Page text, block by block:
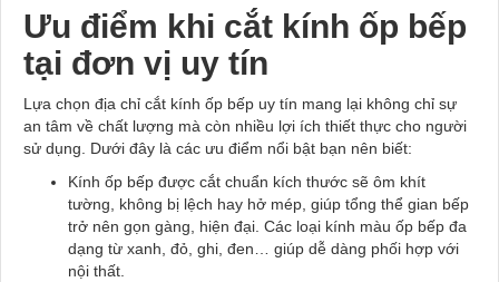
Ưu điểm khi cắt kính ốp bếp
tại đơn vị uy tín
Lựa chọn địa chỉ cắt kính ốp bếp uy tín mang lại không chỉ sự
an tâm về chất lượng mà còn nhiều lợi ích thiết thực cho người
sử dụng. Dưới đây là các ưu điểm nổi bật bạn nên biết:
Kính ốp bếp được cắt chuẩn kích thước sẽ ôm khít
tường, không bị lệch hay hở mép, giúp tổng thể gian bếp
trở nên gọn gàng, hiện đại. Các loại kính màu ốp bếp đa
dạng từ xanh, đỏ, ghi, đen… giúp dễ dàng phối hợp với
nội thất.